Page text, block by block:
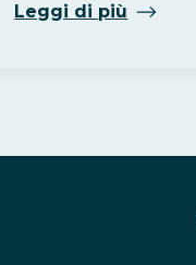
Leggi di più